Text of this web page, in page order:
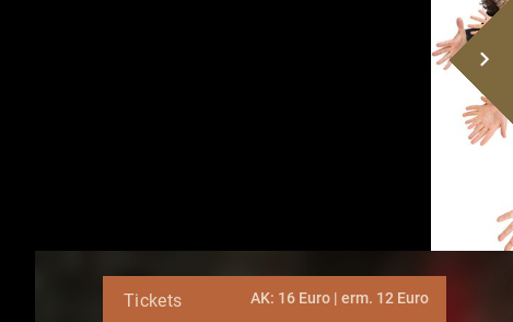
navigate_next
Tickets AK: 16 Euro | erm. 12 Euro